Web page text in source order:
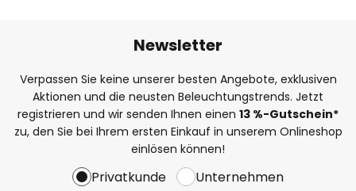
Newsletter
Verpassen Sie keine unserer besten Angebote, exklusiven
Aktionen und die neusten Beleuchtungstrends. Jetzt
registrieren und wir senden Ihnen einen 13 %-Gutschein*
zu, den Sie bei Ihrem ersten Einkauf in unserem Onlineshop
einlösen können!
Privatkunde Unternehmen